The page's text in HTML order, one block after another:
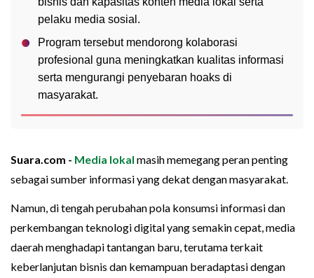
pelaku media sosial.
Program tersebut mendorong kolaborasi
profesional guna meningkatkan kualitas informasi
serta mengurangi penyebaran hoaks di
masyarakat.
Suara.com - Media lokal masih memegang peran penting
sebagai sumber informasi yang dekat dengan masyarakat.
Namun, di tengah perubahan pola konsumsi informasi dan
perkembangan teknologi digital yang semakin cepat, media
daerah menghadapi tantangan baru, terutama terkait
keberlanjutan bisnis dan kemampuan beradaptasi dengan